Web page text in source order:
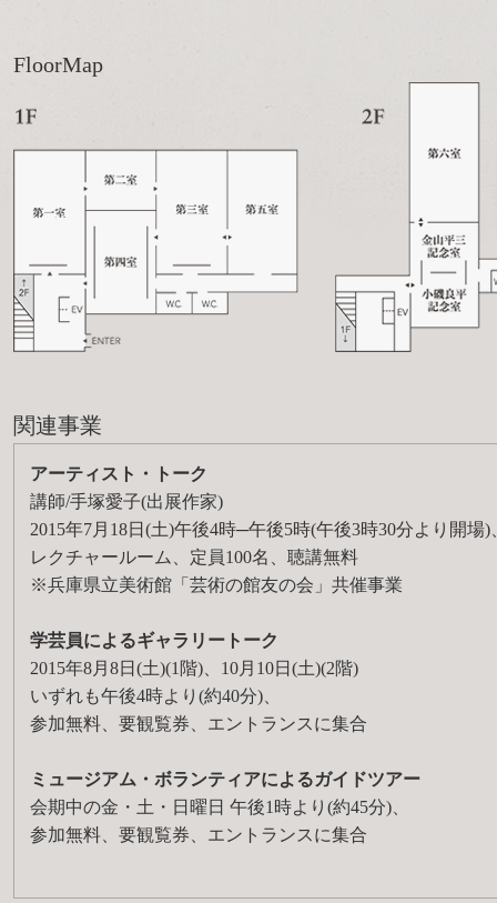
FloorMap
関連事業
アーティスト・トーク
講師/手塚愛子(出展作家)
2015年7月18日(土)午後4時─午後5時(午後3時30分より開場)
レクチャールーム、定員100名、聴講無料
※兵庫県立美術館「芸術の館友の会」共催事業
学芸員によるギャラリートーク
2015年8月8日(土)(1階)、10月10日(土)(2階)
いずれも午後4時より(約40分)、
参加無料、要観覧券、エントランスに集合
ミュージアム・ボランティアによるガイドツアー
会期中の金・土・日曜日 午後1時より(約45分)、
参加無料、要観覧券、エントランスに集合